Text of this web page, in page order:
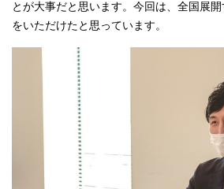
とが大事だと思います。今回は、全国展
をいただけたと思っています。